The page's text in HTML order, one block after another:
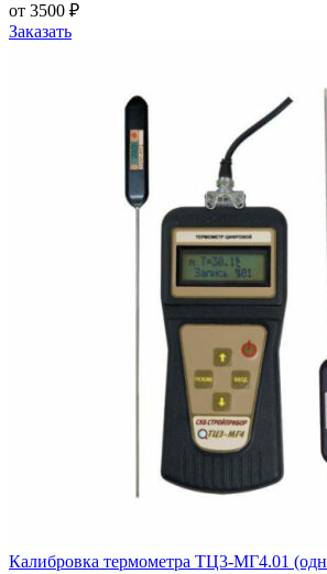
от 3500 ₽
Заказать
Калибровка термометра ТЦ3-МГ4.01